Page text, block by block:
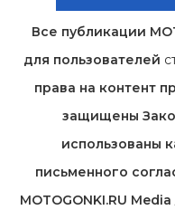
Все публикации
для пользователей
права на контент
защищены
использованы
письменного
MOTOGONKI.RU